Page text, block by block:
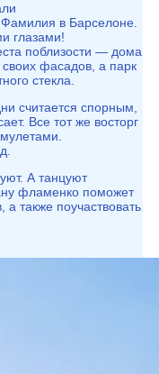
в Барселоне.
глазами!
поблизости — дома
фасадов, а парк
стекла.
считается спорным,
Все тот же восторг
А танцуют
фламенко поможет
также поучаствовать